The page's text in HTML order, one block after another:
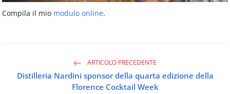
Compila il mio modulo online.
ARTICOLO PRECEDENTE
Distilleria Nardini sponsor della quarta edizione della
Florence Cocktail Week